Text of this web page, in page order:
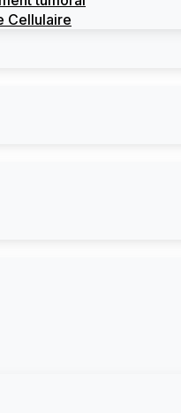
Cellulaire